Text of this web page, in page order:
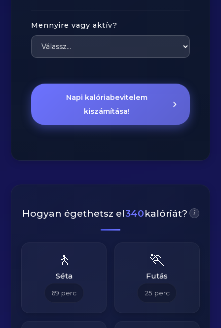
Mennyire vagy aktív?
Napi kalóriabevitelem
kiszámítása!
Hogyan égethetsz el340kalóriát? i
🚶
Séta
69 perc
🏃
Futás
25 perc